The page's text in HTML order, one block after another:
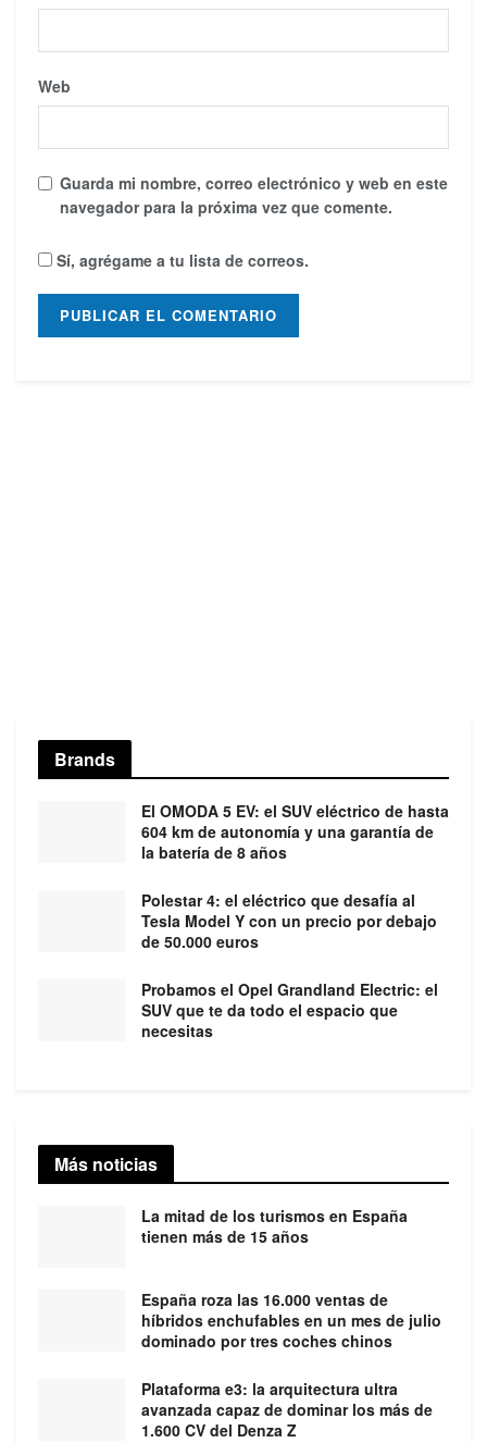
Web
Guarda mi nombre, correo electrónico y web en este
navegador para la próxima vez que comente.
Sí, agrégame a tu lista de correos.
Brands
El OMODA 5 EV: el SUV eléctrico de hasta
604 km de autonomía y una garantía de
la batería de 8 años
Polestar 4: el eléctrico que desafía al
Tesla Model Y con un precio por debajo
de 50.000 euros
Probamos el Opel Grandland Electric: el
SUV que te da todo el espacio que
necesitas
Más noticias
La mitad de los turismos en España
tienen más de 15 años
España roza las 16.000 ventas de
híbridos enchufables en un mes de julio
dominado por tres coches chinos
Plataforma e3: la arquitectura ultra
avanzada capaz de dominar los más de
1.600 CV del Denza Z